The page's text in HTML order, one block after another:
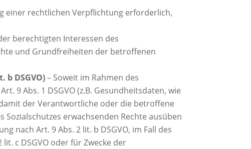
einer rechtlichen Verpflichtung erforderlich,
berechtigten Interessen des
und Grundfreiheiten der betroffenen
DSGVO)– Soweit im Rahmen des
9 Abs. 1 DSGVO (z.B. Gesundheitsdaten, wie
der Verantwortliche oder die betroffene
erwachsenden Rechte ausüben
nach Art. 9 Abs. 2 lit. b DSGVO, im Fall des
c DSGVO oder für Zwecke der